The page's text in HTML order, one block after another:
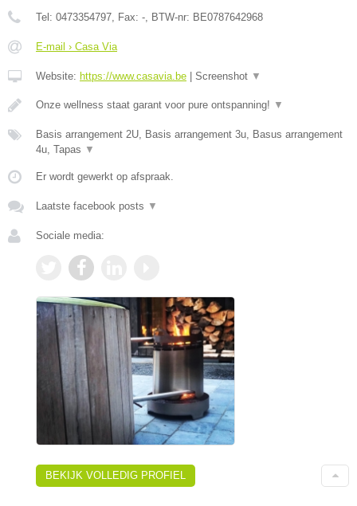
Tel: 0473354797 , Fax: - , BTW-nr: BE0787642968
E-mail › Casa Via
Website: https://www.casavia.be Screenshot ▼
Onze wellness staat garant voor pure ontspanning! ▼
Basis arrangement 2U, Basis arrangement 3u, Basus arrangement
4u, Tapas ▼
Er wordt gewerkt op afspraak.
Laatste facebook posts ▼
Sociale media:
BEKIJK VOLLEDIG PROFIEL